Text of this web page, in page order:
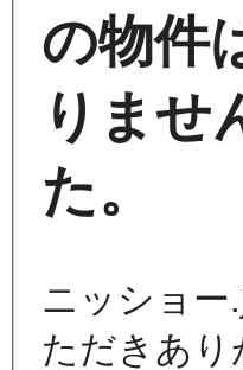
の物件
りませ
た。
ニッショー
ただきあ